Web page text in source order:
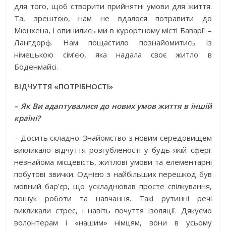
для того, щоб створити прийнятні умови для життя.
Та, зрештою, нам не вдалося потрапити до
Мюнхена, і опинились ми в курортному місті Баварії –
Лангдорф. Нам пощастило познайомитись із
німецькою сім’єю, яка надала своє житло в
Боденмайсі.
ВІДЧУТТЯ «ПОТРІБНОСТІ»
– Як Ви адаптувалися до нових умов життя в іншій
країні?
– Досить складно. Знайомство з новим середовищем
викликало відчуття розгуб­леності у будь-якій сфері:
незнайома місцевість, житлові умови та елементарні
побутові звички. Однією з найбільших перешкод був
мовний бар’єр, що ускладнював просте спілкування,
пошук роботи та навчання. Такі рутинні речі
викликали стрес, і навіть почуття ізоляції. Дякуємо
волонтерам і «нашим» німцям, вони в усьому